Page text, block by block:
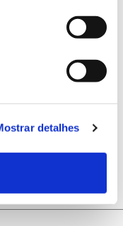
detalhes
voluntários